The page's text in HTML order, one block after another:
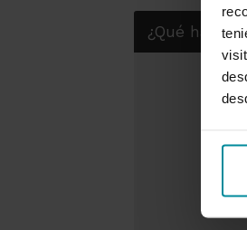
¿Qué hacer